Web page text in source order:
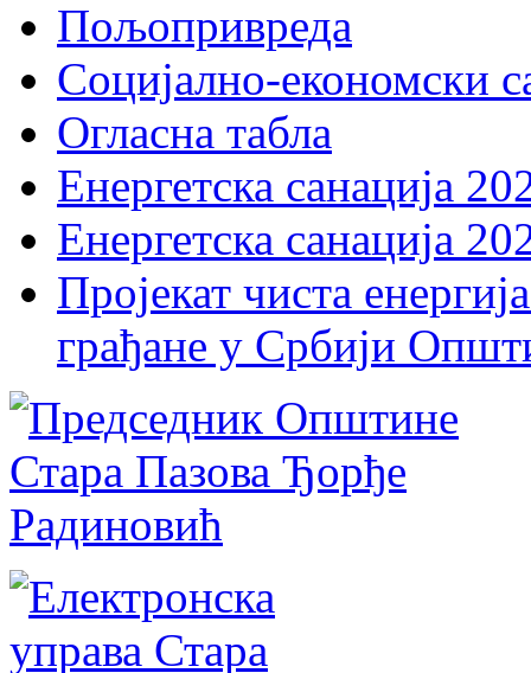
Пољопривреда
Социјално-економски
Огласна табла
Енергетска санација
Енергетска санација
Пројекат чиста
грађане у Србији